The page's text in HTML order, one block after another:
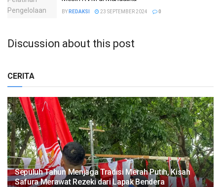
BY REDAKSI 23 SEPTEMBER 2024 0
Discussion about this post
CERITA
Sepuluh Tahun Menjaga Tradisi Merah Putih, Kisah
Safura Merawat Rezeki dari Lapak Bendera